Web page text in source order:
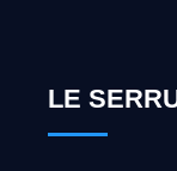
LE